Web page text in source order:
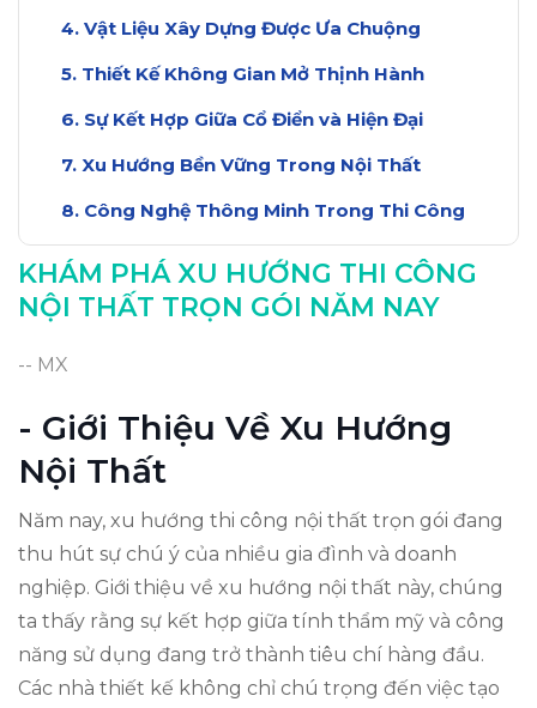
Vật Liệu Xây Dựng Được Ưa Chuộng
Thiết Kế Không Gian Mở Thịnh Hành
Sự Kết Hợp Giữa Cổ Điển và Hiện Đại
Xu Hướng Bền Vững Trong Nội Thất
Công Nghệ Thông Minh Trong Thi Công
Những Lưu Ý Khi Chọn Đơn Vị Thi Công
Kết Luận: Tương Lai Của Thi Công Nội Thất
KHÁM PHÁ XU HƯỚNG THI CÔNG
NỘI THẤT TRỌN GÓI NĂM NAY
-- MX
- Giới Thiệu Về Xu Hướng
Nội Thất
Năm nay, xu hướng thi công nội thất trọn gói đang
thu hút sự chú ý của nhiều gia đình và doanh
nghiệp. Giới thiệu về xu hướng nội thất này, chúng
ta thấy rằng sự kết hợp giữa tính thẩm mỹ và công
năng sử dụng đang trở thành tiêu chí hàng đầu.
Các nhà thiết kế không chỉ chú trọng đến việc tạo